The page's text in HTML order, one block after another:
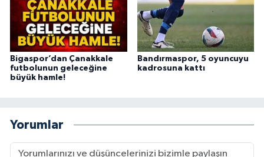
Bigaspor’dan Çanakkale
futbolunun geleceğine
büyük hamle!
Bandırmaspor, 5 oyuncuyu
kadrosuna kattı
Yorumlar